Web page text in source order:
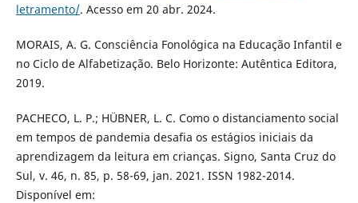
letramento/. Acesso em 20 abr. 2024.
MORAIS, A. G. Consciência Fonológica na Educação Infantil e
no Ciclo de Alfabetização. Belo Horizonte: Autêntica Editora,
2019.
PACHECO, L. P.; HÜBNER, L. C. Como o distanciamento social
em tempos de pandemia desafia os estágios iniciais da
aprendizagem da leitura em crianças. Signo, Santa Cruz do
Sul, v. 46, n. 85, p. 58-69, jan. 2021. ISSN 1982-2014.
Disponível em: